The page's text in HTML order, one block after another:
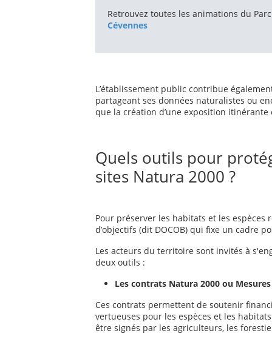
Retrouvez toutes les animations du
Cévennes
L’établissement public contribue
partageant ses données naturalistes ou
que la création d’une exposition itinérante
Quels outils pour
sites Natura 2000 ?
Pour préserver les habitats et les espèces
d’objectifs (dit DOCOB) qui fixe un cadre
Les acteurs du territoire sont invités à
deux outils :
Les contrats Natura 2000 ou
Ces contrats permettent de soutenir
vertueuses pour les espèces et les
être signés par les agriculteurs, les